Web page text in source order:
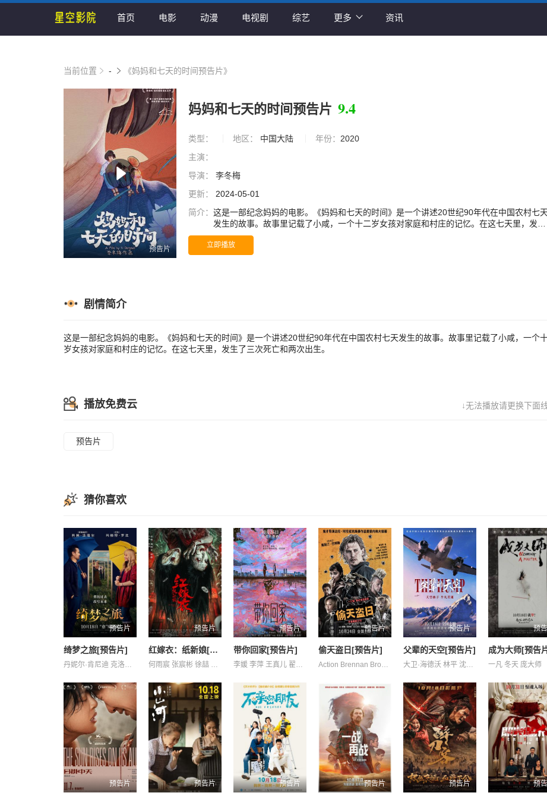
首页 电影 动漫 电视剧 综艺 更多 资讯
当前位置 - 《妈妈和七天的时间预告片》
预告片
妈妈和七天的时间预告片 9.4
类型： 地区： 中国大陆 年份： 2020
主演：
导演：
李冬梅
更新：
2024-05-01
简介： 这是一部纪念妈妈的电影。《妈妈和七天的时间》是一个讲述20世纪90年代在中国农村七
发生的故事。故事里记载了小咸，一个十二岁女孩对家庭和村庄的记忆。在这七天里，发生
了三次死亡和两次出生。
立即播放
剧情简介
这是一部纪念妈妈的电影。《妈妈和七天的时间》是一个讲述20世纪90年代在中国农村七天发生的故事。故事里记载了小咸，一个
岁女孩对家庭和村庄的记忆。在这七天里，发生了三次死亡和两次出生。
↓无法播放请更换下面
播放免费云
预告片
猜你喜欢
预告片
绮梦之旅[预告片]
丹妮尔·肯尼迪 克洛伊·伊斯特 凯文·克莱恩 卡拉翰·斯克格曼 哈米什·林克莱特 尤维·赫希特 布兰登·佩利亚 布鲁克·马伦 朱迪·特纳-史密斯 比利·马格努森 玛格特·罗比 科林·法瑞尔 米歇尔·毛 莉莉·拉贝 莎拉·加顿 菲比·沃勒-布里奇 詹妮弗·伍兹 詹妮弗·格兰特 谢尔比·西蒙斯 贾森·克拉维茨 露西·托马斯
预告片
红嫁衣：纸新娘[预告片]
何雨宸 张宸彬 徐喆 朱嘉镇 袁祥仁 许诺 贺刚 邱俊龙 雷琨
预告片
带你回家[预告片]
李媛 李萍 王真儿 翟梓童 花礼 蔡子伦 赫林
预告片
偷天盗日[预告片]
Action Brennan Bronson Deepti Higton J. McKinzie Menon Nick RJ Scott 佐伊·克罗维兹 列维·施瑞博尔 卡罗尔·凯恩 坏痞兔 奥列格·亚历山大罗维奇 奥斯汀·巴特勒 威尔·伯瑞 尤里·科洛科利尼科夫 尼基塔·库库什金 德德哈罗·伍恩-阿乙-太任 文森特·多诺费奥 格里芬·邓恩 格雷格·贝洛 比安卡·盖兹 雷吉娜·金 马特·史密斯
预告片
父辈的天空[预告片]
大卫·海德沃 林平 沈爱娟 陆建航 陈安琪 陈文宽
预
成为大师[预告
一凡 冬天 庞大师
预告片 预告片 预告片 预告片 预告片 预